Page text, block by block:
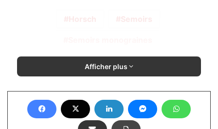
Semoirs
Afficher plus